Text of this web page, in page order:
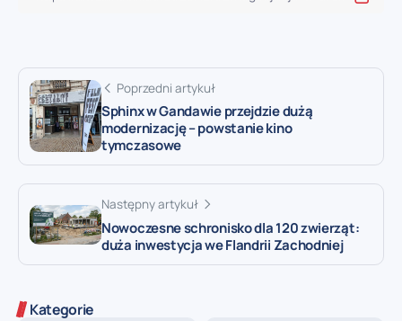
Poprzedni artykuł
Sphinx w Gandawie przejdzie dużą
modernizację – powstanie kino
tymczasowe
Następny artykuł
Nowoczesne schronisko dla 120 zwierząt:
duża inwestycja we Flandrii Zachodniej
Kategorie